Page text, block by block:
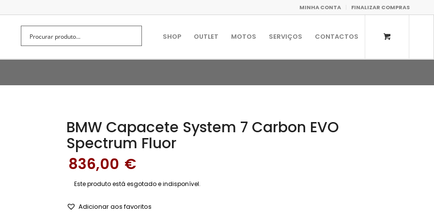
MINHA CONTA FINALIZAR COMPRAS
SHOP OUTLET MOTOS SERVIÇOS CONTACTOS
BMW Capacete System 7 Carbon EVO
Spectrum Fluor
836,00 €
Este produto está esgotado e indisponível.
Adicionar aos favoritos